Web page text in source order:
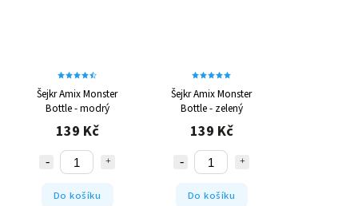
Šejkr Amix Monster
Bottle - modrý
139 Kč
Do košíku
Šejkr Amix Monster
Bottle - zelený
139 Kč
Do košíku